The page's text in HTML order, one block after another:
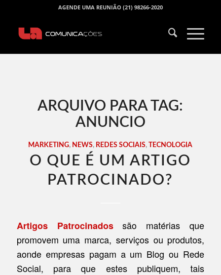
AGENDE UMA REUNIÃO (21) 98266-2020
ARQUIVO PARA TAG:
ANUNCIO
MARKETING, NEWS, REDES SOCIAIS,TECNOLOGIA
O QUE É UM ARTIGO
PATROCINADO?
Artigos Patrocinadossão matérias que
promovem uma marca, serviços ou produtos,
aonde empresas pagam a um Blog ou Rede
Social, para que estes publiquem, tais